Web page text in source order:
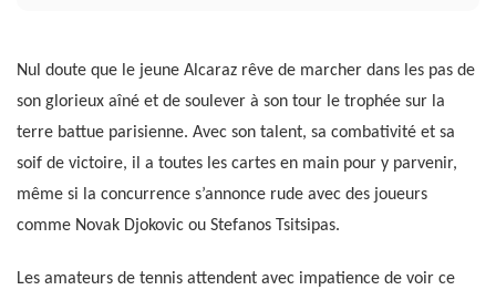
Nul doute que le jeune Alcaraz rêve de marcher dans les pas de
son glorieux aîné et de soulever à son tour le trophée sur la
terre battue parisienne. Avec son talent, sa combativité et sa
soif de victoire, il a toutes les cartes en main pour y parvenir,
même si la concurrence s’annonce rude avec des joueurs
comme Novak Djokovic ou Stefanos Tsitsipas.
Les amateurs de tennis attendent avec impatience de voir ce